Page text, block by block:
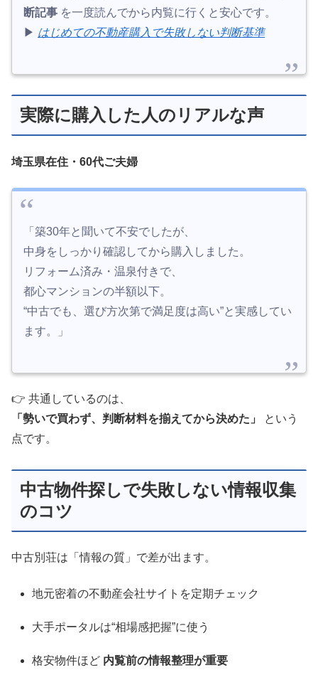
断記事 を一度読んでから内覧に行くと安心です。
▶︎ はじめての不動産購入で失敗しない判断基準
実際に購入した人のリアルな声
埼玉県在住・60代ご夫婦
「築30年と聞いて不安でしたが、
中身をしっかり確認してから購入しました。
リフォーム済み・温泉付きで、
都心マンションの半額以下。
“中古でも、選び方次第で満足度は高い”と実感してい
ます。」
👉 共通しているのは、
「勢いで買わず、判断材料を揃えてから決めた」
という
点です。
中古物件探しで失敗しない情報収集
のコツ
中古別荘は「情報の質」で差が出ます。
地元密着の不動産会社サイトを定期チェック
大手ポータルは“相場感把握”に使う
格安物件ほど 内覧前の情報整理が重要